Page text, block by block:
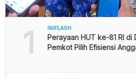
1 INIFLASH
Perayaan HUT ke-81 RI di
Pemkot Pilih Efisiensi